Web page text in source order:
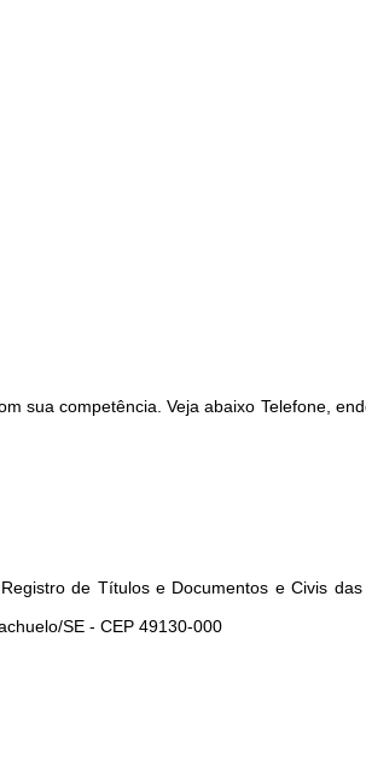
sua competência. Veja abaixo Telefone,
de Títulos e Documentos e Civis das
SE - CEP 49130-000